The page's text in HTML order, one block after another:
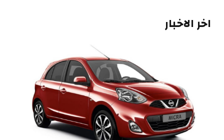
اخر الاخبار